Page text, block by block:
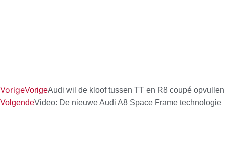
VorigeVorigeAudi wil de kloof tussen TT en R8 coupé opvullen
VolgendeVideo: De nieuwe Audi A8 Space Frame technologie